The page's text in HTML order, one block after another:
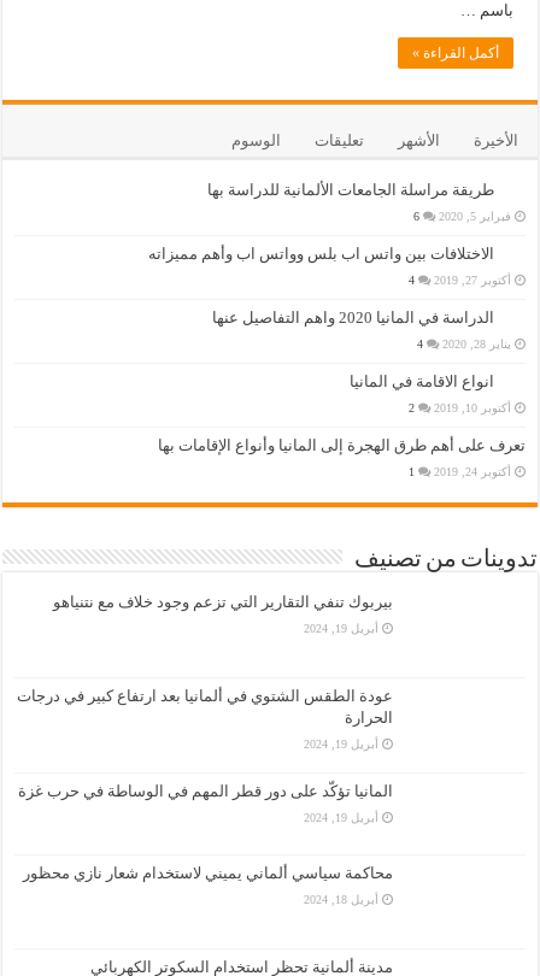
باسم …
أكمل القراءة »
الأخيرة الأشهر تعليقات الوسوم
طريقة مراسلة الجامعات الألمانية للدراسة بها
فبراير 5, 2020 6
الاختلافات بين واتس اب بلس وواتس اب وأهم مميزاته
أكتوبر 27, 2019 4
الدراسة في المانيا 2020 واهم التفاصيل عنها
يناير 28, 2020 4
انواع الاقامة في المانيا
أكتوبر 10, 2019 2
تعرف على أهم طرق الهجرة إلى المانيا وأنواع الإقامات بها
أكتوبر 24, 2019 1
تدوينات من تصنيف
بيربوك تنفي التقارير التي تزعم وجود خلاف مع نتنياهو
أبريل 19, 2024
عودة الطقس الشتوي في ألمانيا بعد ارتفاع كبير في درجات
الحرارة
أبريل 19, 2024
المانيا تؤكّد على دور قطر المهم في الوساطة في حرب غزة
أبريل 19, 2024
محاكمة سياسي ألماني يميني لاستخدام شعار نازي محظور
أبريل 18, 2024
مدينة ألمانية تحظر استخدام السكوتر الكهربائي